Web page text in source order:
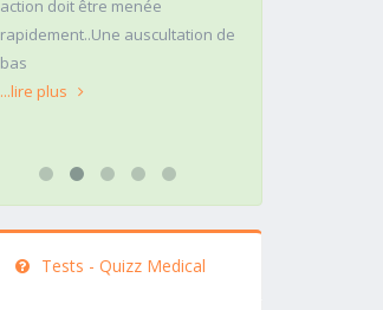
action doit être menée
rapidement..Une auscultation de
bas
...lire plus
Tests - Quizz Medical